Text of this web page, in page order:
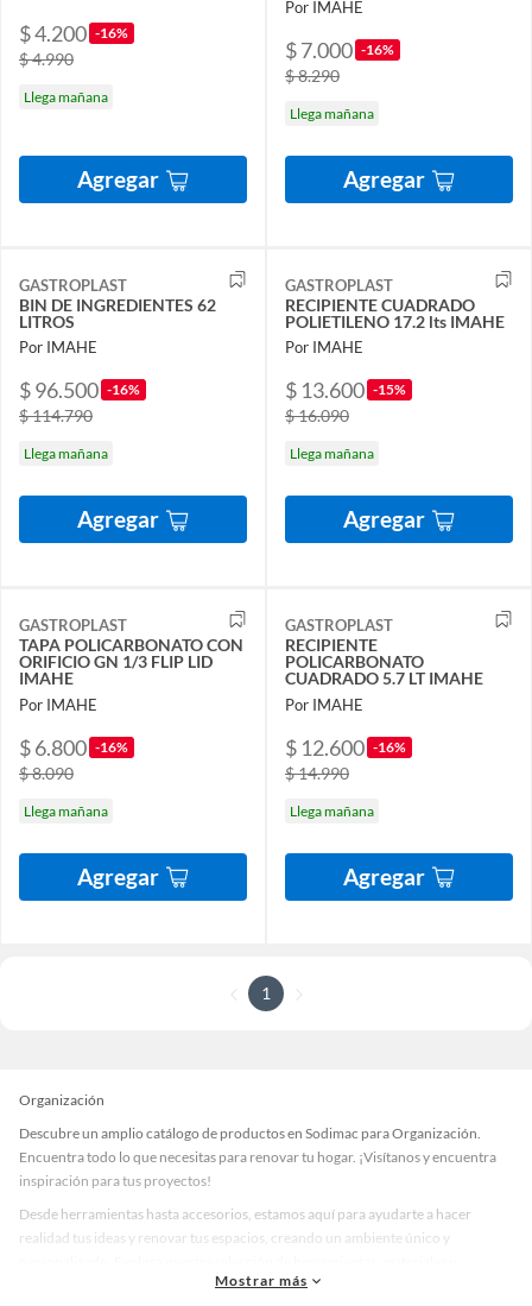
$ 4.200 -16%
$ 4.990
Llega mañana
Agregar
Por IMAHE
$ 7.000 -16%
$ 8.290
Llega mañana
Agregar
GASTROPLAST
BIN DE INGREDIENTES 62
LITROS
Por IMAHE
$ 96.500 -16%
$ 114.790
Llega mañana
Agregar
GASTROPLAST
RECIPIENTE CUADRADO
POLIETILENO 17.2 lts IMAHE
Por IMAHE
$ 13.600 -15%
$ 16.090
Llega mañana
Agregar
GASTROPLAST
TAPA POLICARBONATO CON
ORIFICIO GN 1/3 FLIP LID
IMAHE
Por IMAHE
$ 6.800 -16%
$ 8.090
Llega mañana
Agregar
GASTROPLAST
RECIPIENTE
POLICARBONATO
CUADRADO 5.7 LT IMAHE
Por IMAHE
$ 12.600 -16%
$ 14.990
Llega mañana
Agregar
1
Organización
Descubre un amplio catálogo de productos en Sodimac para Organización.
Encuentra todo lo que necesitas para renovar tu hogar. ¡Visítanos y encuentra
inspiración para tus proyectos!
Desde herramientas hasta accesorios, estamos aquí para ayudarte a hacer
realidad tus ideas y renovar tus espacios, creando un ambiente único y
accesorios de calidad que te ayudarán a crear un espacio más tú.
Mostrar más